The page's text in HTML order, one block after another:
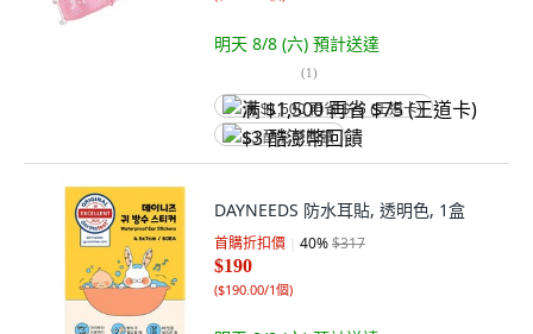
明天 8/8 (六) 預計送達
(1)
满 $1,500 再省 $75 (王道卡)
$3 酷澎幣回饋
DAYNEEDS 防水耳貼, 透明色, 1盒
首購折扣價 40%$317
$190
($190.00/1個)